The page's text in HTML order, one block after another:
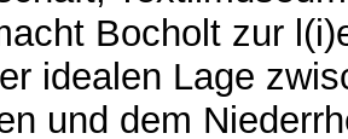
Bocholt zur
idealen Lage
und dem